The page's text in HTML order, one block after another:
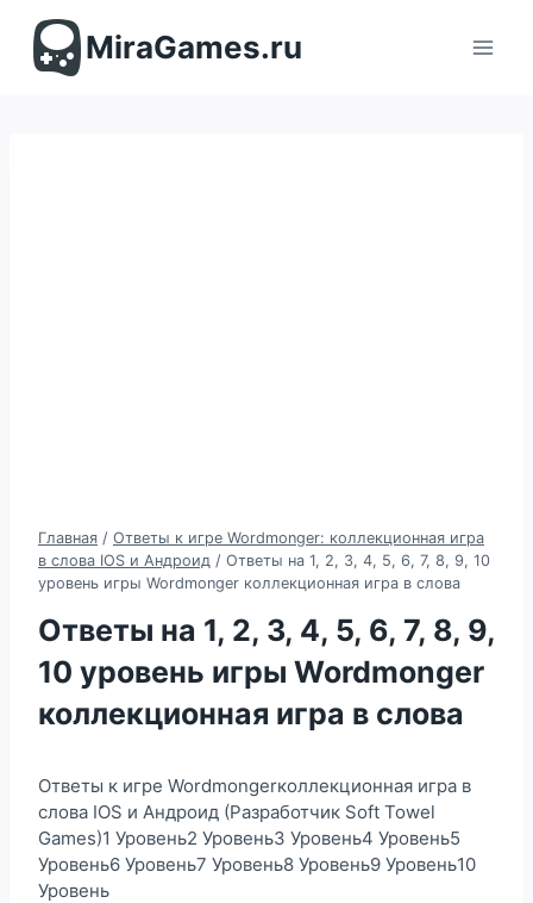
содержимомуMiraGames.ru
Главная / Ответы к игре Wordmonger: коллекционная игра
в слова IOS и Андроид / Ответы на 1, 2, 3, 4, 5, 6, 7, 8, 9, 10
уровень игры Wordmonger коллекционная игра в слова
Ответы на 1, 2, 3, 4, 5, 6, 7, 8, 9,
10 уровень игры Wordmonger
коллекционная игра в слова
Ответы к игре Wordmongerколлекционная игра в
слова IOS и Андроид (Разработчик Soft Towel
Games)1 Уровень2 Уровень3 Уровень4 Уровень5
Уровень6 Уровень7 Уровень8 Уровень9 Уровень10
Уровень